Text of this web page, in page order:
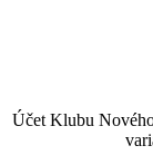
Účet Klubu